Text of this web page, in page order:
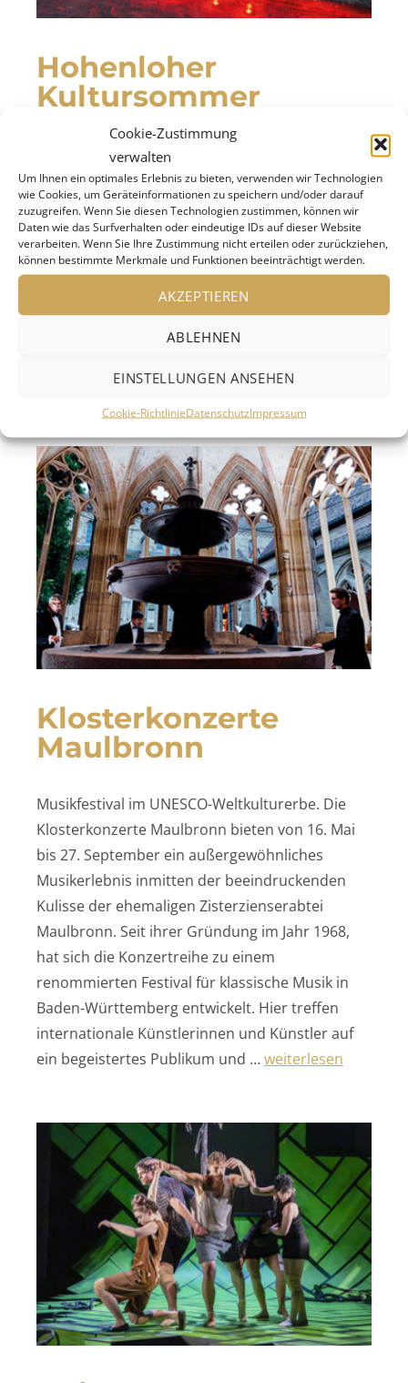
Cookie-Zustimmung
verwalten
Um Ihnen ein optimales Erlebnis zu bieten, verwenden wir Technologien
wie Cookies, um Geräteinformationen zu speichern und/oder darauf
zuzugreifen. Wenn Sie diesen Technologien zustimmen, können wir
Daten wie das Surfverhalten oder eindeutige IDs auf dieser Website
verarbeiten. Wenn Sie Ihre Zustimmung nicht erteilen oder zurückziehen,
können bestimmte Merkmale und Funktionen beeinträchtigt werden.
AKZEPTIEREN
ABLEHNEN
EINSTELLUNGEN ANSEHEN
Cookie-RichtlinieDatenschutzImpressum
Hohenloher
Kultursommer
Der Hohenloher Kultursommer feiert 2026 seine
40. Saison – und lädt zu einer
außergewöhnlichen Reise durch Musik,
Geschichte und Innovation ein. Aus einer kleinen
Initiative im Jahr 1987 ist eines der
renommiertesten Festivals für Klassik und
Weltmusik in Baden-Württemberg entstanden.
Zwischen dem 6. Juni und 27. September finden
„Hohenloher Kultursommer“
weiterlesen
Klosterkonzerte
Maulbronn
Musikfestival im UNESCO-Weltkulturerbe. Die
Klosterkonzerte Maulbronn bieten von 16. Mai
bis 27. September ein außergewöhnliches
Musikerlebnis inmitten der beeindruckenden
Kulisse der ehemaligen Zisterzienserabtei
Maulbronn. Seit ihrer Gründung im Jahr 1968,
hat sich die Konzertreihe zu einem
renommierten Festival für klassische Musik in
Baden-Württemberg entwickelt. Hier treffen
internationale Künstlerinnen und Künstler auf
ein begeistertes Publikum und …„Klosterkonzerte
weiterlesen